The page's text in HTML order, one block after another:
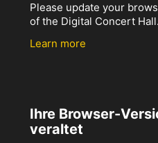
Please update your
of the Digital Concert Hall.
Learn more
Ihre Browser-
veraltet